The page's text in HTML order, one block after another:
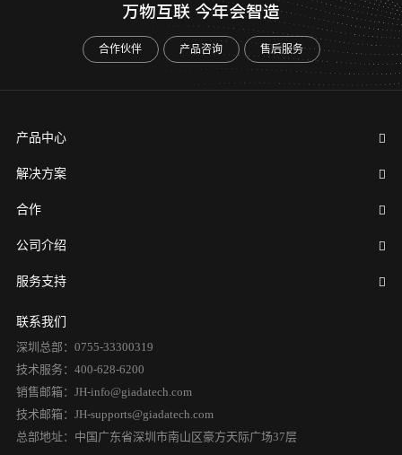
万物互联 今年会智造
合作伙伴 产品咨询 售后服务
产品中心
解决方案
合作
公司介绍
服务支持
联系我们
深圳总部：0755-33300319
技术服务：400-628-6200
销售邮箱：JH-info@giadatech.com
技术邮箱：JH-supports@giadatech.com
总部地址：中国广东省深圳市南山区豪方天际广场37层